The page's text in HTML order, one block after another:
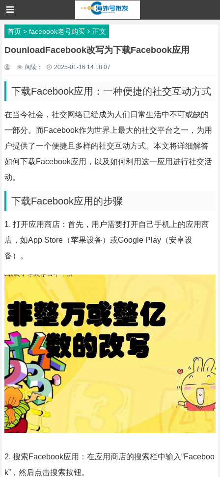
首页> facebook老号购买 正文
DounloadFacebook改写为下载Facebook应用
阅读： 2025-01-16 14:18:07
下载Facebook应用：一种便捷的社交互动方式
在当今社会，社交网络已经成为人们日常生活中不可或缺的
一部分。而Facebook作为世界上最大的社交平台之一，为用
户提供了一个便捷且多样的社交互动方式。本文将详细解答
如何下载Facebook应用，以及如何利用这一应用进行社交活
动。
下载Facebook应用的步骤
1. 打开应用商店：首先，用户需要打开自己手机上的应用商
店，如App Store（苹果设备）或Google Play（安卓设
备）。
2. 搜索Facebook应用：在应用商店的搜索栏中输入“Faceboo
k”，然后点击搜索按钮。